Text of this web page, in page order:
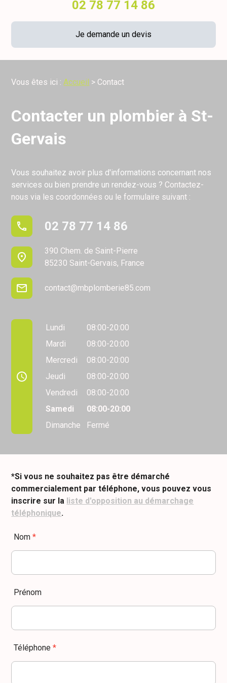
02 78 77 14 86
Je demande un devis
Vous êtes ici : Accueil > Contact
Contacter un plombier à St-
Gervais
Vous souhaitez avoir plus d'informations concernant nos
services ou bien prendre un rendez-vous ? Contactez-
nous via les coordonnées ou le formulaire suivant :
phone 02 78 77 14 86
place
390 Chem. de Saint-Pierre
85230 Saint-Gervais, France
mail contact@mbplomberie85.com
access_time
Lundi
08:00-20:00
Mardi
08:00-20:00
Mercredi
08:00-20:00
Jeudi
08:00-20:00
Vendredi
08:00-20:00
Samedi
08:00-20:00
Dimanche
Fermé
*Si vous ne souhaitez pas être démarché
commercialement par téléphone, vous pouvez vous
inscrire sur la liste d'opposition au démarchage
téléphonique.
Nom*
Prénom
Téléphone*